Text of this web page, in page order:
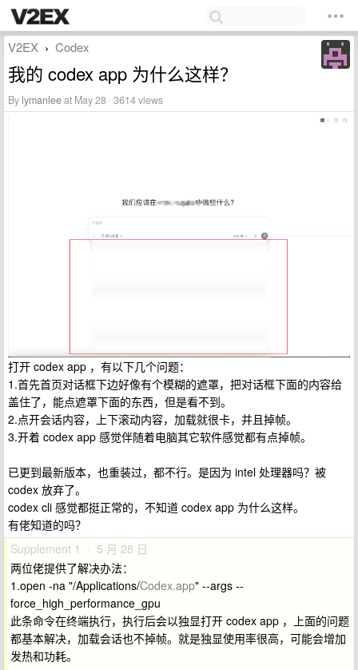
V2EX › Codex
我的 codex app 为什么这样？
By lymanleeat May 28 · 3614 views
打开 codex app ，有以下几个问题：
1.首先首页对话框下边好像有个模糊的遮罩，把对话框下面的内容给
盖住了，能点遮罩下面的东西，但是看不到。
2.点开会话内容，上下滚动内容，加载就很卡，并且掉帧。
3.开着 codex app 感觉伴随着电脑其它软件感觉都有点掉帧。
已更到最新版本，也重装过，都不行。是因为 intel 处理器吗？被
codex 放弃了。
codex cli 感觉都挺正常的，不知道 codex app 为什么这样。
有佬知道的吗？
Supplement 1 · 5 月 28 日
两位佬提供了解决办法：
1.open -na "/Applications/Codex.app" --args --
force_high_performance_gpu
此条命令在终端执行，执行后会以独显打开 codex app ，上面的问题
都基本解决，加载会话也不掉帧。就是独显使用率很高，可能会增加
发热和功耗。